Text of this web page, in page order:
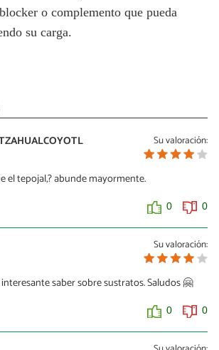
o complemento que pueda
su carga.
Su valoración:
el tepojal,? abunde mayormente.
0 0
Su valoración:
saber sobre sustratos. Saludos 🤗
0 0